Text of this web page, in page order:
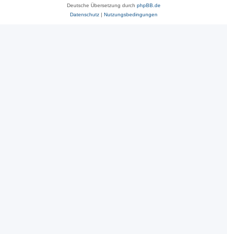
Deutsche Übersetzung durch phpBB.de
Datenschutz| Nutzungsbedingungen